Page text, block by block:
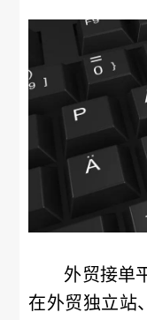
外贸接单
在外贸独立站